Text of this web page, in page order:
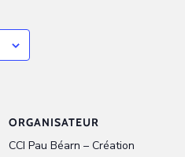
ORGANISATEUR
CCI Pau Béarn – Création